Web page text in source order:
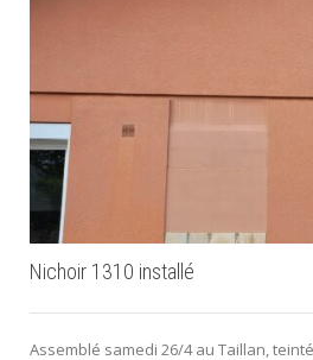
Nichoir 1310 installé
Assemblé samedi 26/4 au Taillan,